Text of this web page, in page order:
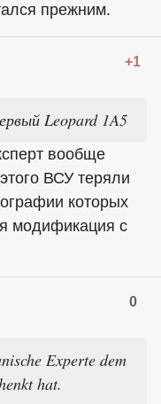
прежним.
+1
Leopard 1A5
вообще
ВСУ теряли
которых
модификация с
0
Experte dem
hat.